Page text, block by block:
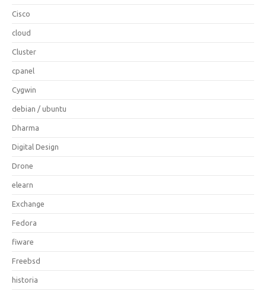
Cisco
cloud
Cluster
cpanel
Cygwin
debian / ubuntu
Dharma
Digital Design
Drone
elearn
Exchange
Fedora
fiware
Freebsd
historia